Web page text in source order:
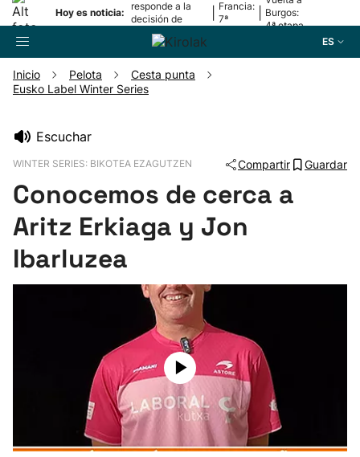
Hoy es noticia:
responde a la
decisión de
Oriamendi
Francia:
7ª
Burgos:
4ª etapa
ES
Fútbol
Pelota
Remo
Herri-kirolak
Inicio Pelota
Cesta punta
Eusko Label Winter Series
Escuchar
WINTER SERIES: BIKOTEA EZAGUTZEN Compartir Guardar
Conocemos de cerca a
Aritz Erkiaga y Jon
Ibarluzea